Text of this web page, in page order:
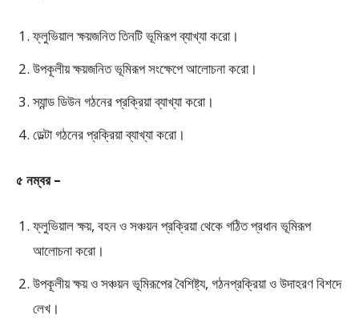
ফ্লুভিয়াল ক্ষয়জনিত তিনটি ভূমিরূপ ব্যাখ্যা করো।
উপকূলীয় ক্ষয়জনিত ভূমিরূপ সংক্ষেপে আলোচনা করো।
স্যান্ড ডিউন গঠনের প্রক্রিয়া ব্যাখ্যা করো।
ডেল্টা গঠনের প্রক্রিয়া ব্যাখ্যা করো।
৫ নম্বর –
ফ্লুভিয়াল ক্ষয়, বহন ও সঞ্চয়ন প্রক্রিয়া থেকে গঠিত প্রধান ভূমিরূপ
আলোচনা করো।
উপকূলীয় ক্ষয় ও সঞ্চয়ন ভূমিরূপের বৈশিষ্ট্য, গঠনপ্রক্রিয়া ও উদাহরণ বিশদে
লেখ।